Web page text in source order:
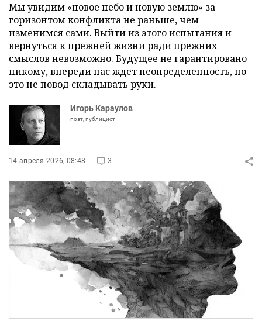
Мы увидим «новое небо и новую землю» за
горизонтом конфликта не раньше, чем
изменимся сами. Выйти из этого испытания и
вернуться к прежней жизни ради прежних
смыслов невозможно. Будущее не гарантировано
никому, впереди нас ждет неопределенность, но
это не повод складывать руки.
Игорь Караулов
поэт, публицист
14 апреля 2026, 08:48 3